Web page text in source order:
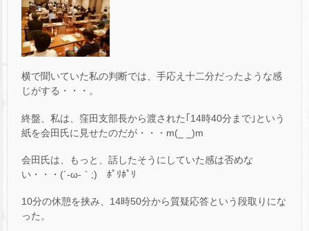
横で聞いていた私の判断では、手応え十二分だったような感
じがする・・・。
終盤、私は、窪田支部長から渡された｢14時40分まで｣という
紙を会田氏に見せたのだが・・・m(_ _)m
会田氏は、もっと、話したそうにしていた感は否めな
い・・・(´-ω-｀;)ゞﾎﾟﾘﾎﾟﾘ
10分の休憩を挟み、14時50分から質疑応答という段取りにな
った。